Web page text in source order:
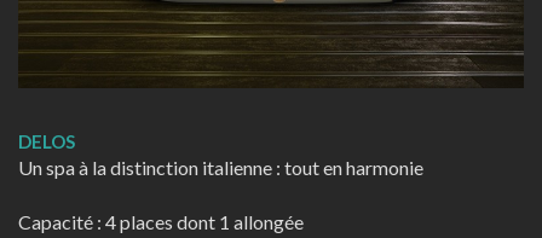
DELOS
Un spa à la distinction italienne : tout en harmonie
Capacité : 4 places dont 1 allongée